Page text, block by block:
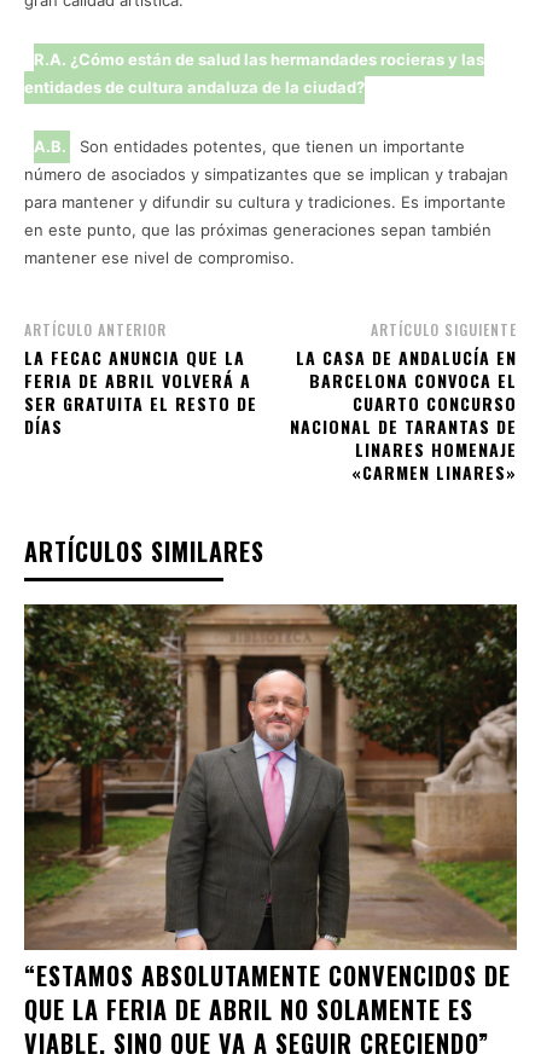
R.A. ¿Cómo están de salud las hermandades rocieras y las
entidades de cultura andaluza de la ciudad?
A.B.
Son entidades potentes, que tienen un importante
número de asociados y simpatizantes que se implican y trabajan
para mantener y difundir su cultura y tradiciones. Es importante
en este punto, que las próximas generaciones sepan también
mantener ese nivel de compromiso.
ARTÍCULO ANTERIOR
LA FECAC ANUNCIA QUE LA
FERIA DE ABRIL VOLVERÁ A
SER GRATUITA EL RESTO DE
DÍAS
ARTÍCULO SIGUIENTE
LA CASA DE ANDALUCÍA EN
BARCELONA CONVOCA EL
CUARTO CONCURSO
NACIONAL DE TARANTAS DE
LINARES HOMENAJE
«CARMEN LINARES»
ARTÍCULOS SIMILARES
“ESTAMOS ABSOLUTAMENTE CONVENCIDOS DE
QUE LA FERIA DE ABRIL NO SOLAMENTE ES
VIABLE, SINO QUE VA A SEGUIR CRECIENDO”